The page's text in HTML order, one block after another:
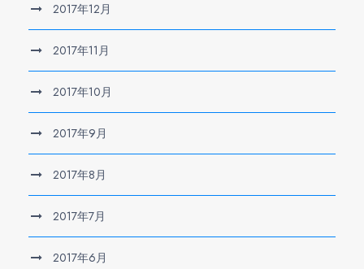
2017年12月
2017年11月
2017年10月
2017年9月
2017年8月
2017年7月
2017年6月